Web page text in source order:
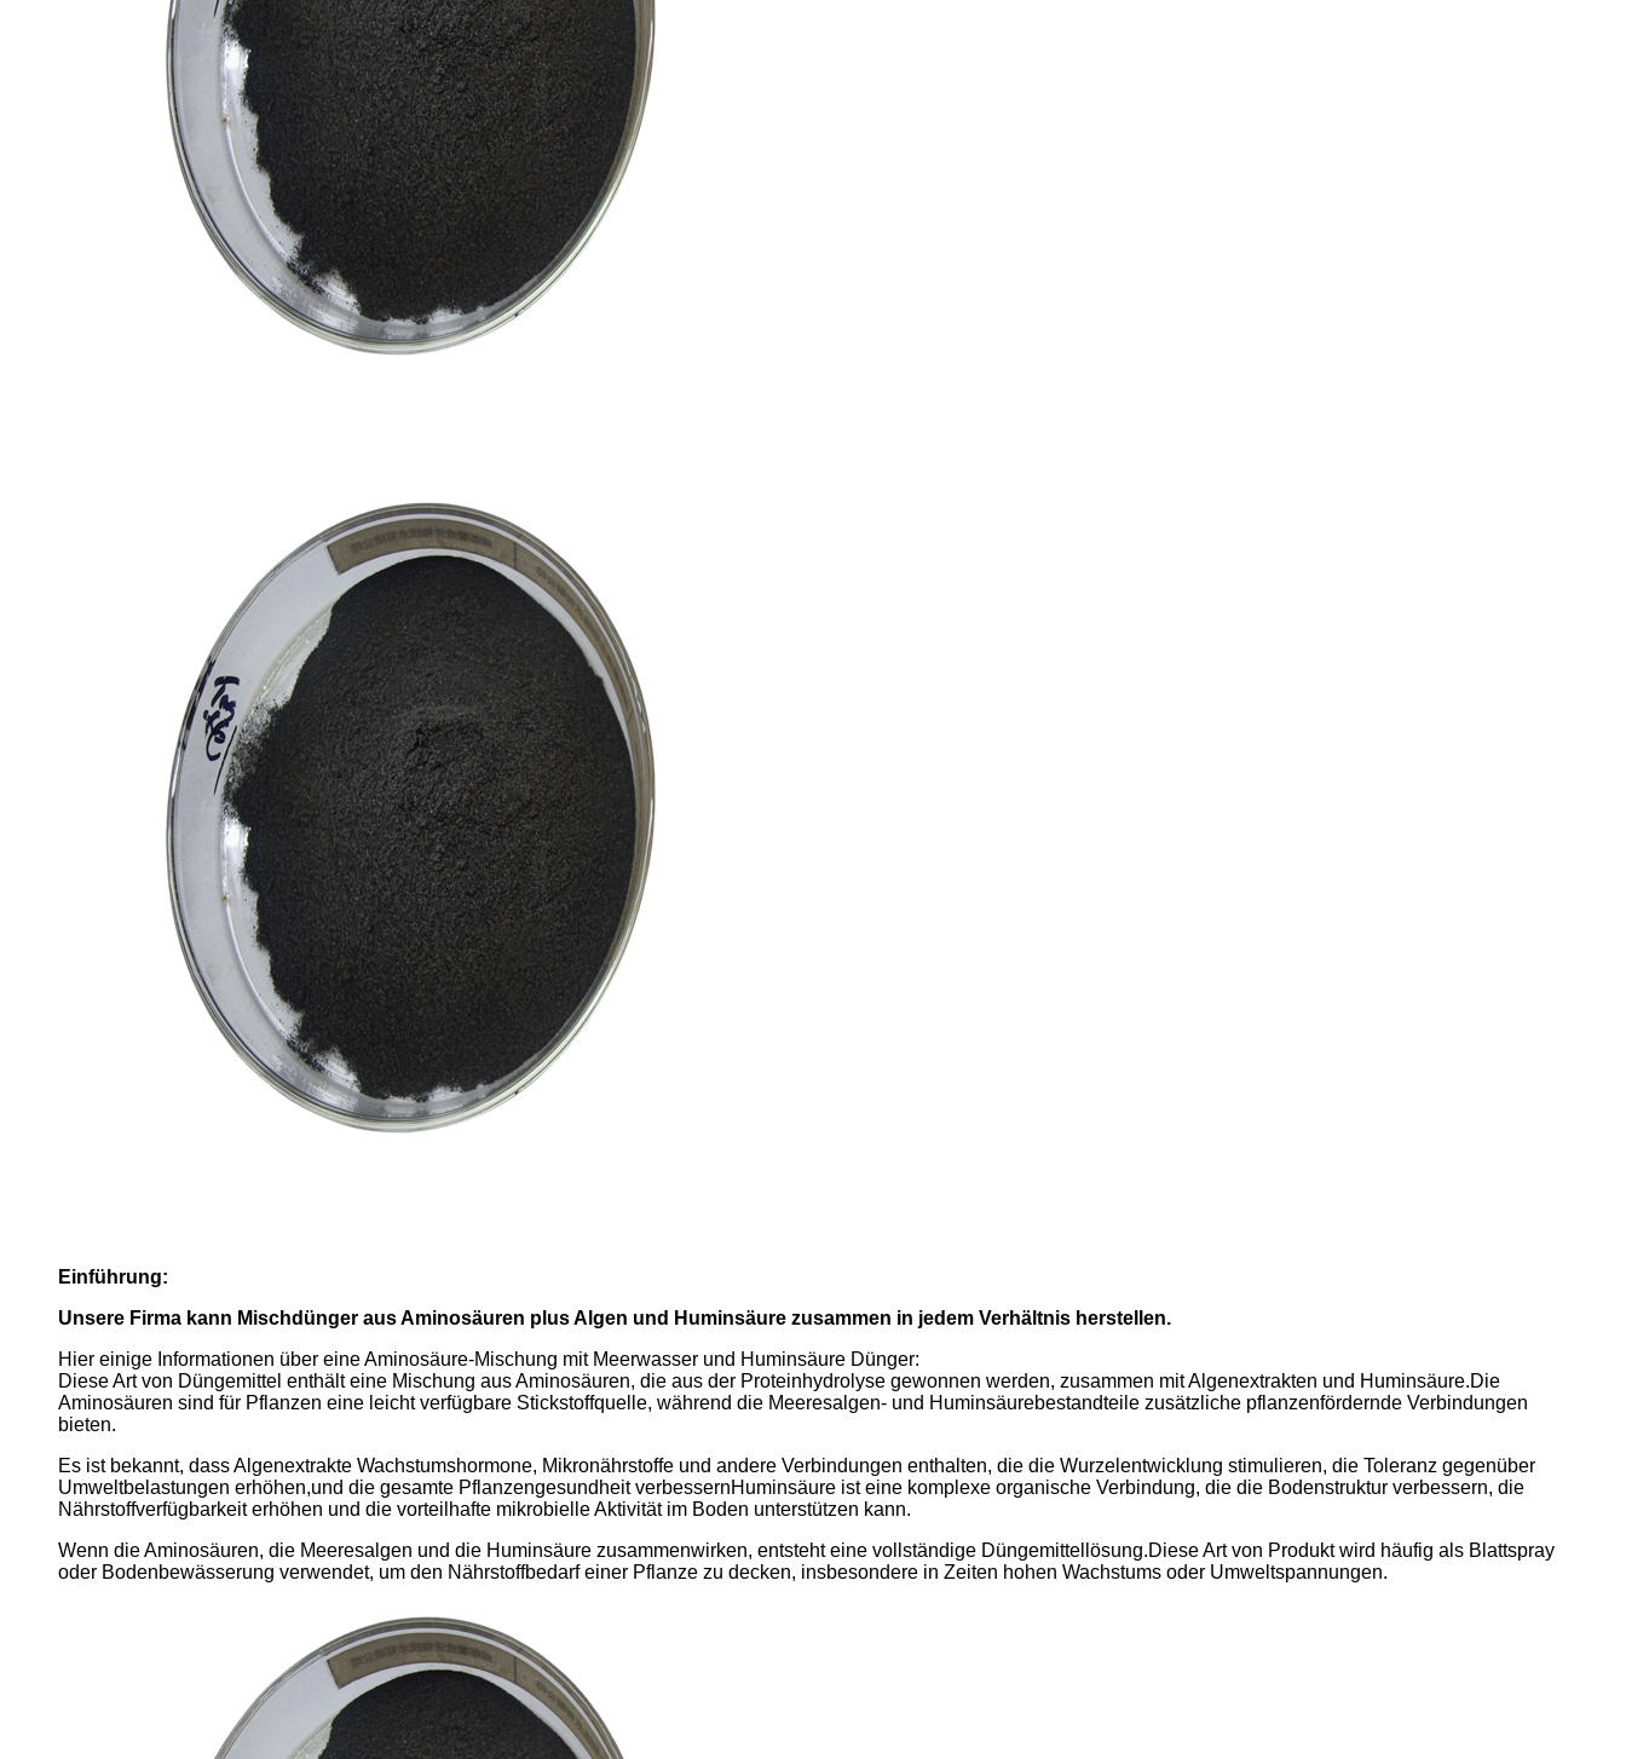
Einführung:
Unsere Firma kann Mischdünger aus Aminosäuren plus Algen und Huminsäure zusammen in jedem Verhältnis herstellen.
Hier einige Informationen über eine Aminosäure-Mischung mit Meerwasser und Huminsäure Dünger:
Diese Art von Düngemittel enthält eine Mischung aus Aminosäuren, die aus der Proteinhydrolyse gewonnen werden, zusammen mit Algenextrakten und Huminsäure.Die
Aminosäuren sind für Pflanzen eine leicht verfügbare Stickstoffquelle, während die Meeresalgen- und Huminsäurebestandteile zusätzliche pflanzenfördernde Verbindungen
bieten.
Es ist bekannt, dass Algenextrakte Wachstumshormone, Mikronährstoffe und andere Verbindungen enthalten, die die Wurzelentwicklung stimulieren, die Toleranz gegenüber
Umweltbelastungen erhöhen,und die gesamte Pflanzengesundheit verbessernHuminsäure ist eine komplexe organische Verbindung, die die Bodenstruktur verbessern, die
Nährstoffverfügbarkeit erhöhen und die vorteilhafte mikrobielle Aktivität im Boden unterstützen kann.
Wenn die Aminosäuren, die Meeresalgen und die Huminsäure zusammenwirken, entsteht eine vollständige Düngemittellösung.Diese Art von Produkt wird häufig als Blattspray
oder Bodenbewässerung verwendet, um den Nährstoffbedarf einer Pflanze zu decken, insbesondere in Zeiten hohen Wachstums oder Umweltspannungen.